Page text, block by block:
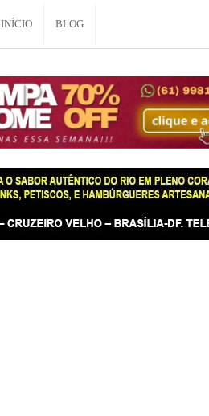
INÍCIO BLOG